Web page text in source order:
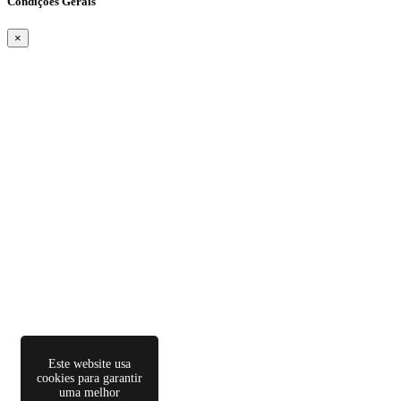
×
Este website usa
cookies para garantir
uma melhor